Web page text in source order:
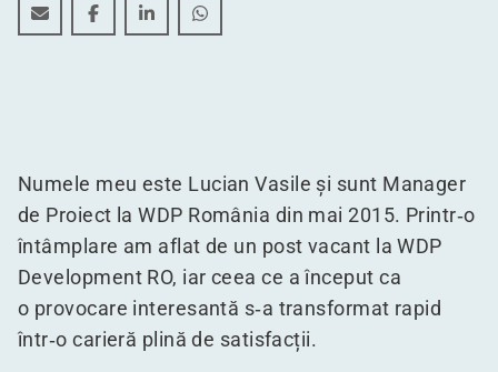
Un deceniu de succes în construcții: parcursul lui
Un deceniu de succes în construcții: parcursul
Un deceniu de succes în construcții:
Un deceniu de succes în
Numele meu este Lucian Vasile și sunt Manager
de Proiect la WDP România din mai 2015. Printr‑o
întâmplare am aflat de un post vacant la WDP
Development RO, iar ceea ce a început ca
o provocare interesantă s‑a transformat rapid
într‑o carieră plină de satisfacții.